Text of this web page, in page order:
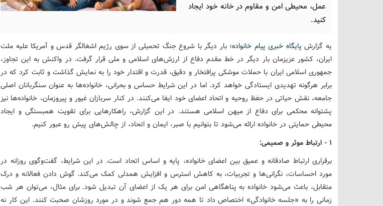
عمل، محیطی امن و مقاوم در خانه خود ایجاد
کنید.
یه گزارش پایگاه خبری پیام خانواده؛ بار دیگر با شروع جنگ تحمیلی از سوی رژیم اشغالگر قدس و آمریکا علیه ملت
ایران، کشور عزیزمان بار دیگر در خط مقدم دفاع از ارزش‌های اسلامی و ملی قرار گرفت. در واکنش به این تجاوز،
جمهوری اسلامی ایران با حملات موشکی پرافتخار و دقیق، قدرت و اقتدار خود را به نمایش گذاشت و ثابت کرد که در
برابر هرگونه تهدیدی ایستادگی خواهد کرد. اما در این شرایط حساس و بحرانی، خانواده‌ها به عنوان سنگربانان اصلی
جامعه، نقش حیاتی در حفظ روحیه و اتحاد اعضای خود ایفا می‌کنند. در کنار سربازان غیور و پیروزمان، خانواده‌ها نیز
پشتوانه محکمی برای دفاع از میهن اسلامی هستند. در این گزارش، راهکارهایی برای تقویت همبستگی و ایجاد
محیطی حمایتی در خانواده ارائه می‌شود تا بتوانیم با صبر، ایمان و اتحاد، از چالش‌های پیش رو عبور کنیم.
۱ - ارتباط موثر و صمیمی:
برقراری ارتباط صادقانه و عمیق بین اعضای خانواده، پایه و اساس اتحاد است. در این شرایط، گفت‌وگوی روزانه در
مورد احساسات، نگرانی‌ها و تجربیات، به کاهش استرس و افزایش همدلی کمک می‌کند. گوش دادن فعالانه و درک
متقابل، باعث می‌شود خانواده به پناهگاهی امن برای هر یک از اعضای آن تبدیل شود. برای مثال، می‌توان هر شب
زمانی را به «جلسه خانوادگی» اختصاص داد تا همه دور هم جمع شوند و در مورد روزشان صحبت کنند. این کار نه